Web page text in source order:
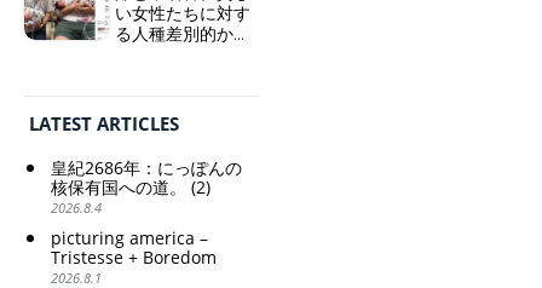
Prime Minister
TAKAICHI Sanae: "The
of the exchange rate
sleepless, sexless, depressive
and wallowing in self-
い女性たちに対す
る人種差別的かつ
化。戸籍制度の強
化。差別的な血統
思想の強化。
Criticism and disgrace
surrounding the Japan
colonial exploitation of
poor women.
LATEST ARTICLES
皇紀2686年：にっぽんの
核保有国への道。 (2)
2026.8.4
picturing america –
Tristesse + Boredom
2026.8.1